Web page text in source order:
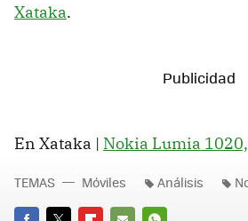
Xataka.
En Xataka | Nokia Lumia
TEMAS Móviles Análisis